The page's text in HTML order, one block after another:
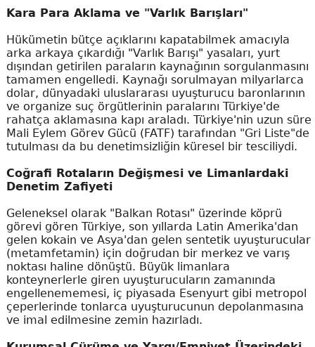
Kara Para Aklama ve "Varlık Barışları"
Hükümetin bütçe açıklarını kapatabilmek amacıyla
arka arkaya çıkardığı "Varlık Barışı" yasaları, yurt
dışından getirilen paraların kaynağının sorgulanmasını
tamamen engelledi. Kaynağı sorulmayan milyarlarca
dolar, dünyadaki uluslararası uyuşturucu baronlarının
ve organize suç örgütlerinin paralarını Türkiye'de
rahatça aklamasına kapı araladı. Türkiye'nin uzun süre
Mali Eylem Görev Gücü (FATF) tarafından "Gri Liste"de
tutulması da bu denetimsizliğin küresel bir tesciliydi.
Coğrafi Rotaların Değişmesi ve Limanlardaki
Denetim Zafiyeti
Geleneksel olarak "Balkan Rotası" üzerinde köprü
görevi gören Türkiye, son yıllarda Latin Amerika'dan
gelen kokain ve Asya'dan gelen sentetik uyuşturucular
(metamfetamin) için doğrudan bir merkez ve varış
noktası haline dönüştü. Büyük limanlara
konteynerlerle giren uyuşturucuların zamanında
engellenememesi, iç piyasada Esenyurt gibi metropol
çeperlerinde tonlarca uyuşturucunun depolanmasına
ve imal edilmesine zemin hazırladı.